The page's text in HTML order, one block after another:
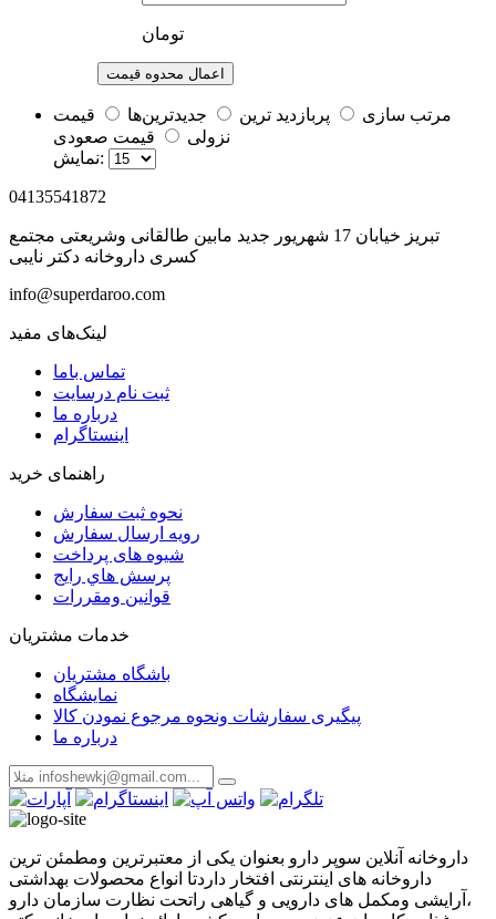
تومان
اعمال محدوه قیمت
مرتب سازی پربازديد ترين جديدترين‌ها
قيمت
نزولی
قيمت صعودی
نمايش:
04135541872
تبریز خیابان 17 شهریور جدید مابین طالقانی وشریعتی مجتمع
کسری داروخانه دکتر نایبی
info@superdaroo.com
لینک‌های مفید
تماس باما
ثبت نام درسایت
درباره ما
اینستاگرام
راهنمای خرید
نحوه ثبت سفارش
رویه ارسال سفارش
شیوه های پرداخت
پرسش هاي رايج
قوانین ومقررات
خدمات مشتریان
باشگاه مشتریان
نمایشگاه
پیگیری سفارشات ونحوه مرجوع نمودن کالا
درباره ما
داروخانه آنلاین سوپر دارو بعنوان یکی از معتبرترین ومطمئن ترین
داروخانه های اینترنتی افتخار داردتا انواع محصولات بهداشتی
،آرایشی ومکمل های دارویی و گیاهی راتحت نظارت سازمان دارو